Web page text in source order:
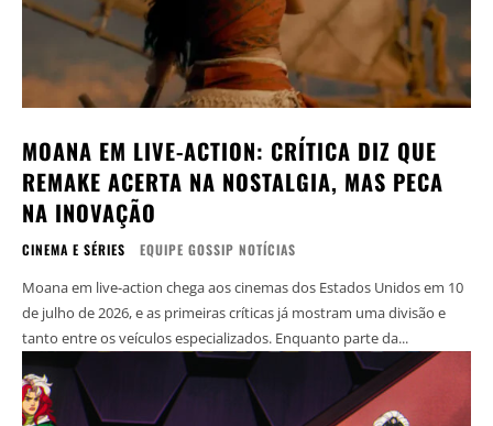
MOANA EM LIVE-ACTION: CRÍTICA DIZ QUE
REMAKE ACERTA NA NOSTALGIA, MAS PECA
NA INOVAÇÃO
CINEMA E SÉRIES EQUIPE GOSSIP NOTÍCIAS
Moana em live-action chega aos cinemas dos Estados Unidos em 10
de julho de 2026, e as primeiras críticas já mostram uma divisão e
tanto entre os veículos especializados. Enquanto parte da...